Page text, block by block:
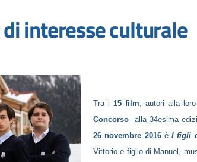
interesse culturale
Tra i 15 film , autori alla
Concorso alla 34esima
26 novembre 2016è I figli
Vittorio e figlio di Manuel,